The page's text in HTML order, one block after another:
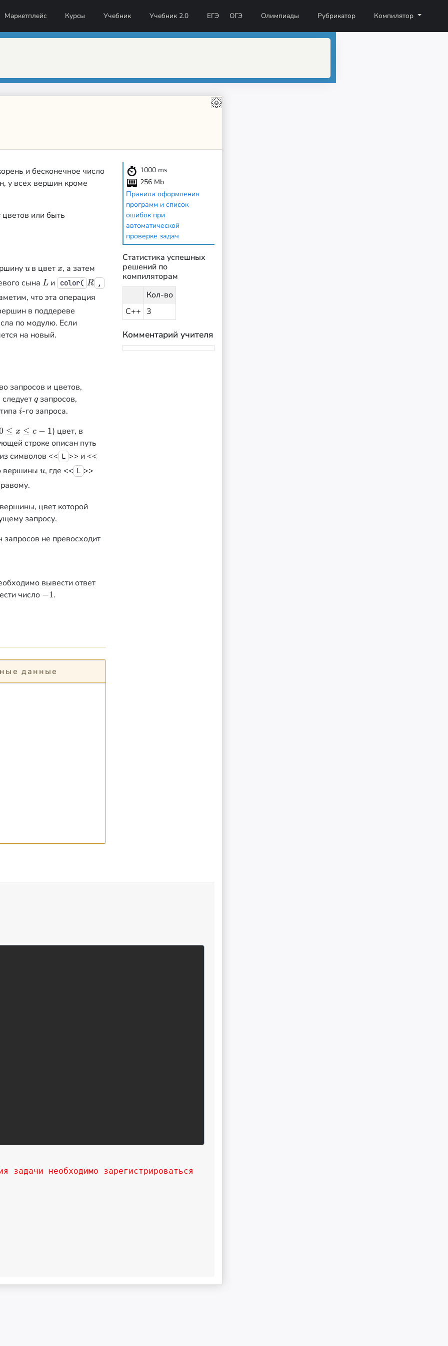
Маркетплейс Курсы Учебник Учебник 2.0 ЕГЭ ОГЭ Олимпиады Рубрикатор Компилятор
и бесконечное число
у всех вершин кроме
цветов или быть
u
uв цветx
x, а затем
сына L
L и color( R
R ,
что эта операция
в поддереве
по модулю. Если
на новый.
запросов и цветов,
q
qзапросов,
i
i-го запроса.
≤ x ≤ c − 1
≤x≤c−1
) цвет, в
строке описан путь
символов << L >> и <<
вершины u
u, где << L >>
цвет которой
запросу.
запросов не превосходит
вывести ответ
число −1
−1.
данные
1000 ms
256 Mb
Правила оформления
программ и список
ошибок при
автоматической
проверке задач
Статистика успешных
решений по
компиляторам
Кол-во
С++ 3
Комментарий учителя
задачи необходимо зарегистрироваться